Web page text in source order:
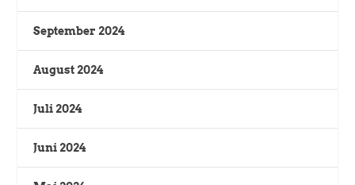
September 2024
August 2024
Juli 2024
Juni 2024